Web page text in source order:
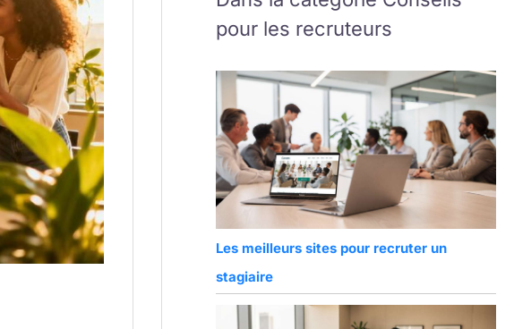
pour les recruteurs
Les meilleurs sites pour recruter un
stagiaire